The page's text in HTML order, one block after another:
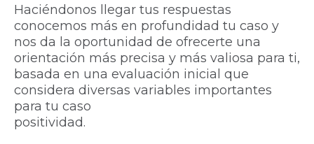
Haciéndonos llegar tus respuestas
conocemos más en profundidad tu caso y
nos da la oportunidad de ofrecerte una
orientación más precisa y más valiosa para ti,
basada en una evaluación inicial que
considera diversas variables importantes
para tu caso
positividad.